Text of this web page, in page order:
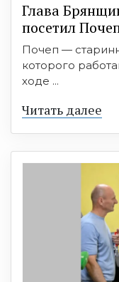
Глава
посетил
Почеп —
которого
ходе ...
Читать далее